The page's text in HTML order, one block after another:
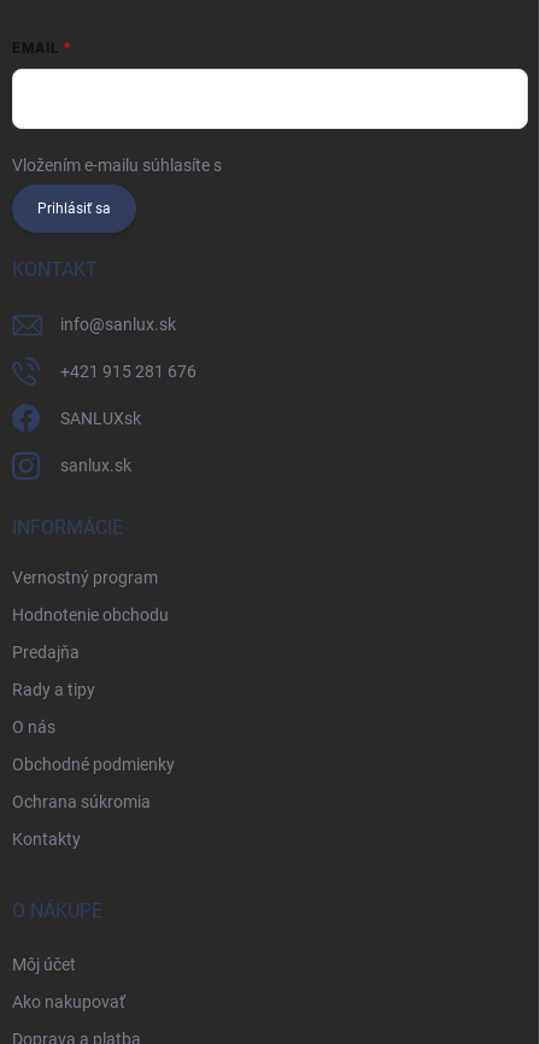
EMAIL
Vložením e-mailu súhlasíte s
Prihlásiť sa
KONTAKT
info@sanlux.sk
+421 915 281 676
SANLUXsk
sanlux.sk
INFORMÁCIE
Vernostný program
Hodnotenie obchodu
Predajňa
Rady a tipy
O nás
Obchodné podmienky
Ochrana súkromia
Kontakty
O NÁKUPE
Môj účet
Ako nakupovať
Doprava a platba